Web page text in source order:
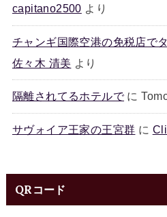
capitano2500 より
チャンギ国際空港の免税店で
佐々木 清美 より
隔離されてるホテルでに
サヴォイア王家の王宮群 に
QRコード